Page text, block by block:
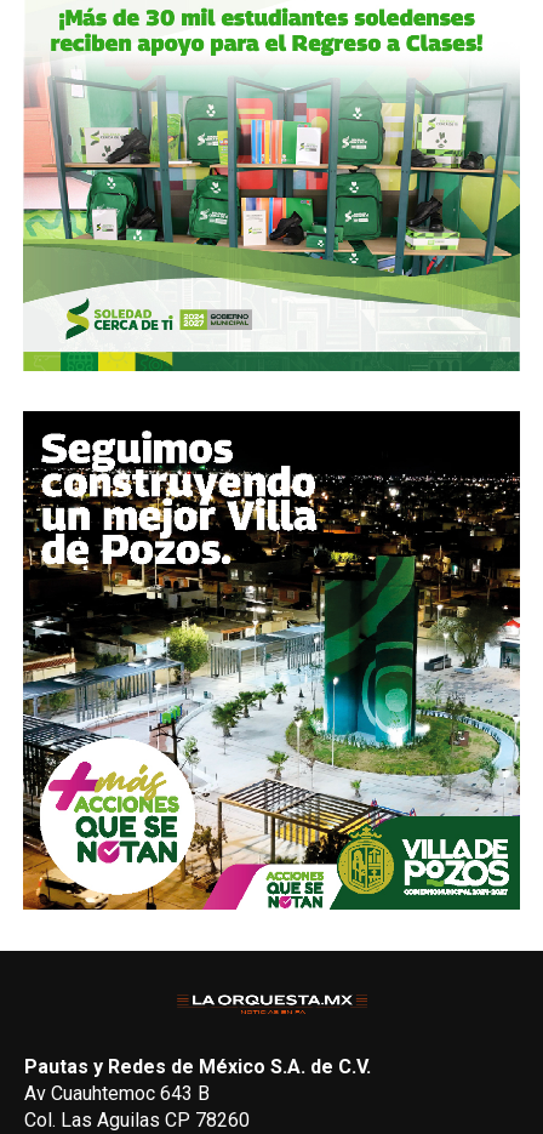
Pautas y Redes de México S.A. de C.V.
Av Cuauhtemoc 643 B
Col. Las Aguilas CP 78260